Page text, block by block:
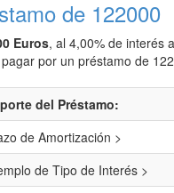
de 122000
Euros, al 4,00% de interés a
por un préstamo de
del Préstamo:
de Amortización >
de Tipo de Interés >